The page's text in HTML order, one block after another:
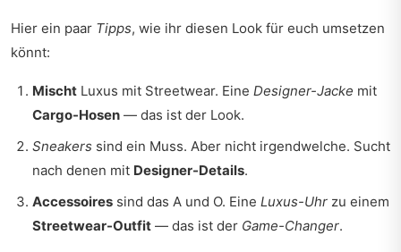
Hier ein paar Tipps, wie ihr diesen Look für euch umsetzen
könnt:
Mischt Luxus mit Streetwear. Eine Designer-Jacke mit
Cargo-Hosen — das ist der Look.
Sneakers sind ein Muss. Aber nicht irgendwelche. Sucht
nach denen mit Designer-Details.
Accessoires sind das A und O. Eine Luxus-Uhr zu einem
Streetwear-Outfit — das ist der Game-Changer.